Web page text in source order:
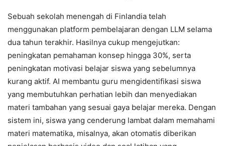
Sebuah sekolah menengah di Finlandia telah
menggunakan platform pembelajaran dengan LLM selama
dua tahun terakhir. Hasilnya cukup mengejutkan:
peningkatan pemahaman konsep hingga 30%, serta
peningkatan motivasi belajar siswa yang sebelumnya
kurang aktif. AI membantu guru mengidentifikasi siswa
yang membutuhkan perhatian lebih dan menyediakan
materi tambahan yang sesuai gaya belajar mereka. Dengan
sistem ini, siswa yang cenderung lambat dalam memahami
materi matematika, misalnya, akan otomatis diberikan